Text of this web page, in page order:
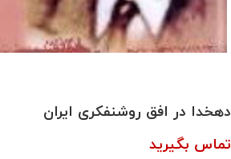
دهخدا در افق روشنفکری ایران
تماس بگیرید